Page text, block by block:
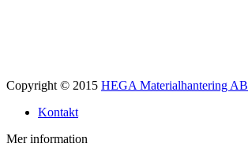
Copyright © 2015 HEGA Materialhantering AB
Kontakt
Mer information